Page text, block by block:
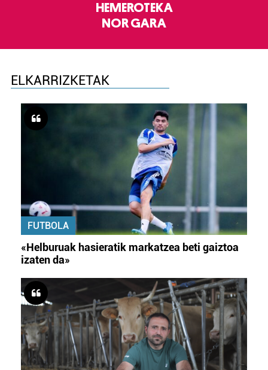
HEMEROTEKA
NOR GARA
ELKARRIZKETAK
FUTBOLA
«Helburuak hasieratik markatzea beti gaiztoa
izaten da»